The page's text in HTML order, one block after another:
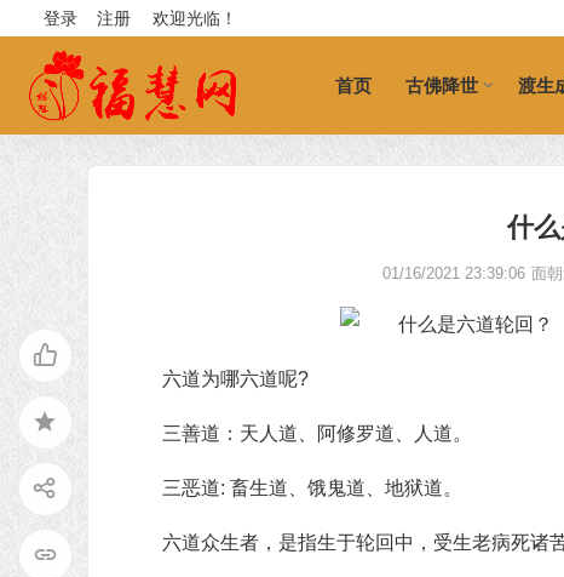
欢迎光临！
登录 注册
首页 古佛降世 渡生
什
01/16/2021 23:39:06 面
六道为哪六道呢?
三善道：天人道、阿修罗道、人道。
三恶道: 畜生道、饿鬼道、地狱道。
六道众生者，是指生于轮回中，受生老病死诸